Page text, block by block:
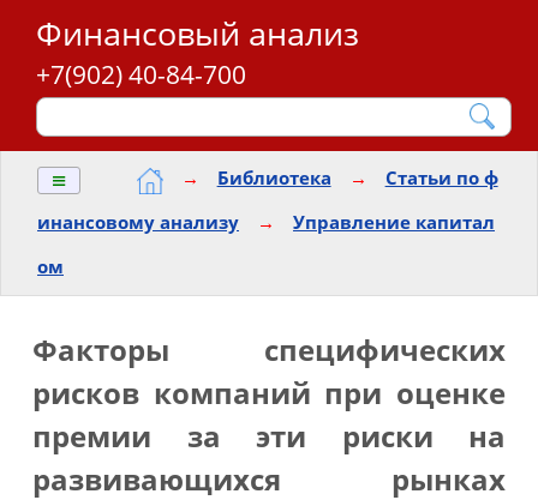
Финансовый анализ
+7(902) 40-84-700
≡ → Библиотека →
Статьи по ф
инансовому анализу
→
Управление капитал
ом
Факторы специфических
рисков компаний при оценке
премии за эти риски на
развивающихся рынках